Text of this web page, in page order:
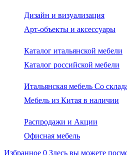
Дизайн и визуализация
Арт-объекты и аксессуары
Каталог итальянской мебели
Каталог российской мебели
Итальянская мебель Со
Мебель из Китая в наличии
Распродажи и Акции
Офисная мебель
Избранное 0 Здесь вы можете